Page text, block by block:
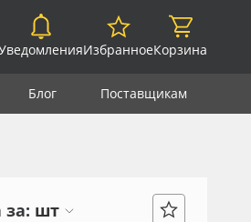
ИзбранноеКорзина
Блог Поставщикам
за: шт